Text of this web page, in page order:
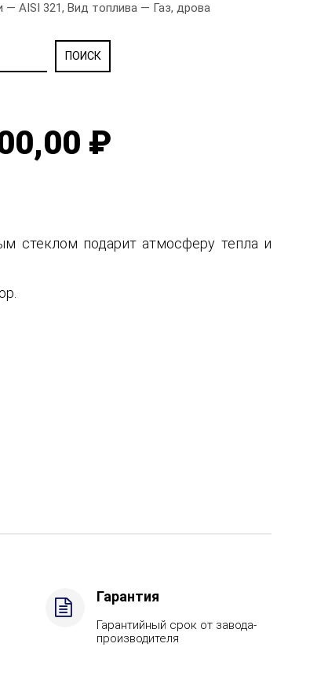
AISI 321, Вид топлива — Газ, дрова
₽
стеклом подарит атмосферу тепла и
Гарантия
Гарантийный срок от завода-
производителя